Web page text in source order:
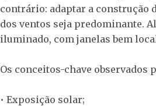
contrário: adaptar a construção
dos ventos seja predominante.
iluminado, com janelas bem
Os conceitos-chave observados
• Exposição solar;